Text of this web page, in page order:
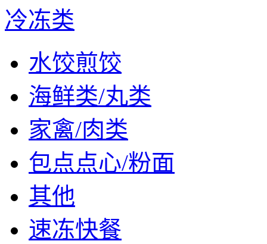
冷冻类
水饺煎饺
海鲜类/丸类
家禽/肉类
包点点心/粉面
其他
速冻快餐